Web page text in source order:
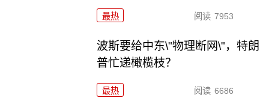
最热 阅读 7953
波斯要给中东\"物理断网\"，特朗
普忙递橄榄枝？
最热 阅读 6686